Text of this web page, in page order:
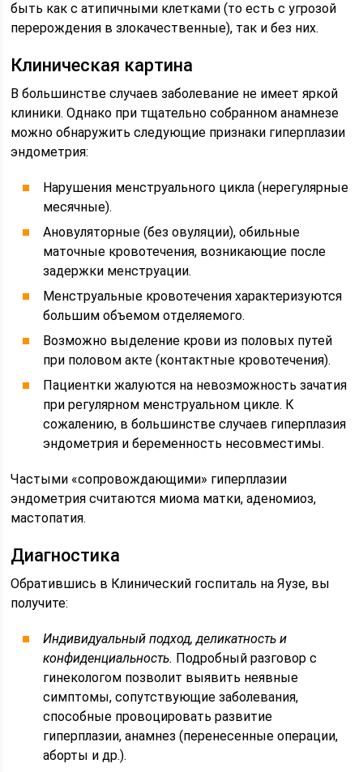
быть как с атипичными клетками (то есть с угрозой
перерождения в злокачественные), так и без них.
Клиническая картина
В большинстве случаев заболевание не имеет яркой
клиники. Однако при тщательно собранном анамнезе
можно обнаружить следующие признаки гиперплазии
эндометрия:
Нарушения менструального цикла (нерегулярные
месячные).
Ановуляторные (без овуляции), обильные
маточные кровотечения, возникающие после
задержки менструации.
Менструальные кровотечения характеризуются
большим объемом отделяемого.
Возможно выделение крови из половых путей
при половом акте (контактные кровотечения).
Пациентки жалуются на невозможность зачатия
при регулярном менструальном цикле. К
сожалению, в большинстве случаев гиперплазия
эндометрия и беременность несовместимы.
Частыми «сопровождающими» гиперплазии
эндометрия считаются миома матки, аденомиоз,
мастопатия.
Диагностика
Обратившись в Клинический госпиталь на Яузе, вы
получите:
Индивидуальный подход, деликатность и
конфиденциальность. Подробный разговор с
гинекологом позволит выявить неявные
симптомы, сопутствующие заболевания,
способные провоцировать развитие
гиперплазии, анамнез (перенесенные операции,
аборты и др.).